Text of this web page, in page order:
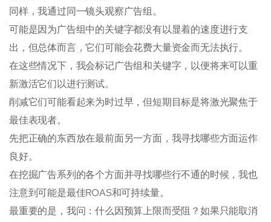
同样，我通过同一镜头观察广告组。
可能是因为广告组中的关键字都没有以显着的速度进行支
出，但总体而言，它们可能会花费大量资金而无法执行。
在这些情况下，我会标记广告组和关键字，以便将来可以重
新激活它们以进行测试。
削减它们可能看起来为时过早，但短期目标是将激光聚焦于
最佳表现者。
先把正确的东西放在最前面另一方面，我寻找哪些方面运作
良好。
在挖掘广告系列的各个方面并寻找哪些行不通的时候，我也
注意到可能是最佳ROAS和可持续量。
最重要的是，我问：什么因预算上限而受阻？如果只能取消